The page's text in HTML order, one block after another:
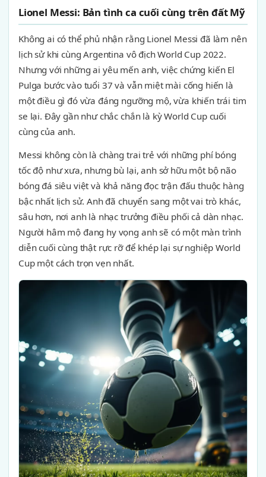
Lionel Messi: Bản tình ca cuối cùng trên đất Mỹ
Không ai có thể phủ nhận rằng Lionel Messi đã làm nên
lịch sử khi cùng Argentina vô địch World Cup 2022.
Nhưng với những ai yêu mến anh, việc chứng kiến El
Pulga bước vào tuổi 37 và vẫn miệt mài cống hiến là
một điều gì đó vừa đáng ngưỡng mộ, vừa khiến trái tim
se lại. Đây gần như chắc chắn là kỳ World Cup cuối
cùng của anh.
Messi không còn là chàng trai trẻ với những phí bóng
tốc độ như xưa, nhưng bù lại, anh sở hữu một bộ não
bóng đá siêu việt và khả năng đọc trận đấu thuộc hàng
bậc nhất lịch sử. Anh đã chuyển sang một vai trò khác,
sâu hơn, nơi anh là nhạc trưởng điều phối cả dàn nhạc.
Người hâm mộ đang hy vọng anh sẽ có một màn trình
diễn cuối cùng thật rực rỡ để khép lại sự nghiệp World
Cup một cách trọn vẹn nhất.